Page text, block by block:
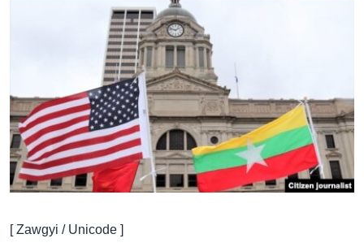
ပင်မ
အ
ညွန်း
စာမျက်နှာ
သို့
ကြည့်
အစ္စရေး-ပါလက်စတိုင်း
အင်္ဂလိပ်စာလေ့လာမယ်
အမေရိကန်သုံးအီဒီယံ
မကြေးမုံရဲ့ အင်္ဂလိပ်စာ
ရုပ်ရှင်ထဲက အင်္ဂလိပ်စာ
သုတပဒေသာ အင်္ဂလိပ်စာ
အပတ်စဉ်ကဏ္ဍများ
တီဗွီ
ရေဒီယိုနှင့်ရုပ်သံ အချက်အလက်များ
ရေဒီယို/တီဗွီအစီအစဉ်
Learning English
ဗွီအိုအေ လူမှုကွန်ယက်များ
[ Zawgyi / Unicode ]